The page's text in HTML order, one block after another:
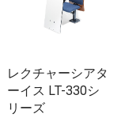
レクチャーシアタ
ーイス LT-330シ
リーズ